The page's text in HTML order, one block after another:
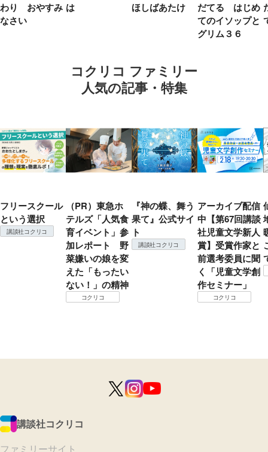
わり おやすみ
なさい
は
ほしばあたけ
だてる はじめ
てのイソップと
グリム３６
コクリコ ファミリー
人気の記事・特集
フリースクール
という選択
講談社コクリコ
（PR）東急ホ
テルズ「人気食
育イベント」参
加レポート 野
菜嫌いの娘を変
えた「もったい
ない！」の精神
コクリコ
『神の蝶、舞う
果て』公式サイ
ト
講談社コクリコ
アーカイブ配信
中【第67回講談
社児童文学新人
賞】受賞作家と
前選考委員に聞
く「児童文学創
作セミナー」
コクリコ
講談社コクリコ
ファミリーサイト